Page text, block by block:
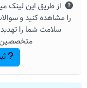
از طریق این لینک
را مشاهده کنید و
سلامت شما را تهدید
متخصصین